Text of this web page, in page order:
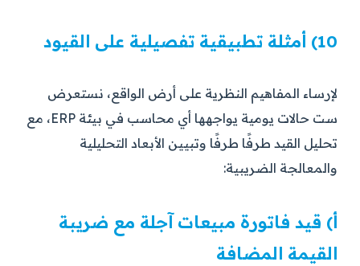
10) أمثلة تطبيقية تفصيلية على القيود
لإرساء المفاهيم النظرية على أرض الواقع، نستعرض
ست حالات يومية يواجهها أي محاسب في بيئة ERP، مع
تحليل القيد طرفًا طرفًا وتبيين الأبعاد التحليلية
والمعالجة الضريبية:
أ) قيد فاتورة مبيعات آجلة مع ضريبة
القيمة المضافة